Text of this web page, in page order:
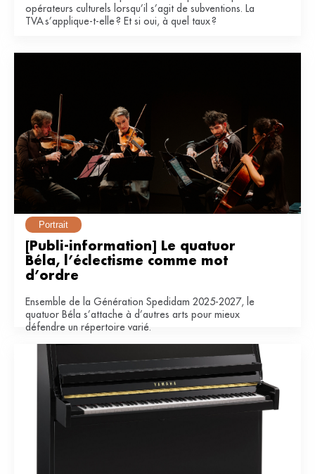
opérateurs culturels lorsqu’il s’agit de subventions. La
TVA s’applique-t-elle ? Et si oui, à quel taux ?
Portrait
[Publi-information] Le quatuor
Béla, l’éclectisme comme mot
d’ordre
Ensemble de la Génération Spedidam 2025-2027, le
quatuor Béla s’attache à d’autres arts pour mieux
défendre un répertoire varié.